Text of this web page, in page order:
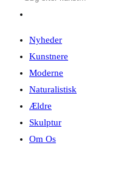
Nyheder
Kunstnere
Moderne
Naturalistisk
Ældre
Skulptur
Om Os